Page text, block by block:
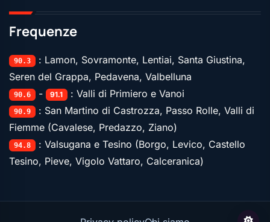
Frequenze
90.3 : Lamon, Sovramonte, Lentiai, Santa Giustina,
Seren del Grappa, Pedavena, Valbelluna
90.6 - 91.1 : Valli di Primiero e Vanoi
90.9 : San Martino di Castrozza, Passo Rolle, Valli di
Fiemme (Cavalese, Predazzo, Ziano)
94.8 : Valsugana e Tesino (Borgo, Levico, Castello
Tesino, Pieve, Vigolo Vattaro, Calceranica)